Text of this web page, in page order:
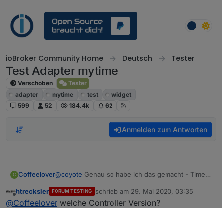
ioBroker Community Home Deutsch Tester
Test Adapter mytime
Verschoben
Tester
adapter
mytime test
widget
599
52 184.4k 62
Anmelden zum Antworten
C Coffeelover@coyote Genau so habe ich das gemacht - Timer
unverändert. Mal den Host neu starten.
Offline
htrecksler FORUM TESTING schrieb am 29. Mai 2020, 03:35
zuletzt editiert von
@Coffeelover welche Controller Version?